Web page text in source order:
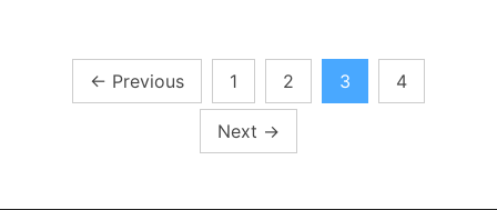
Phân← Previous 1 2 3 4
Next →